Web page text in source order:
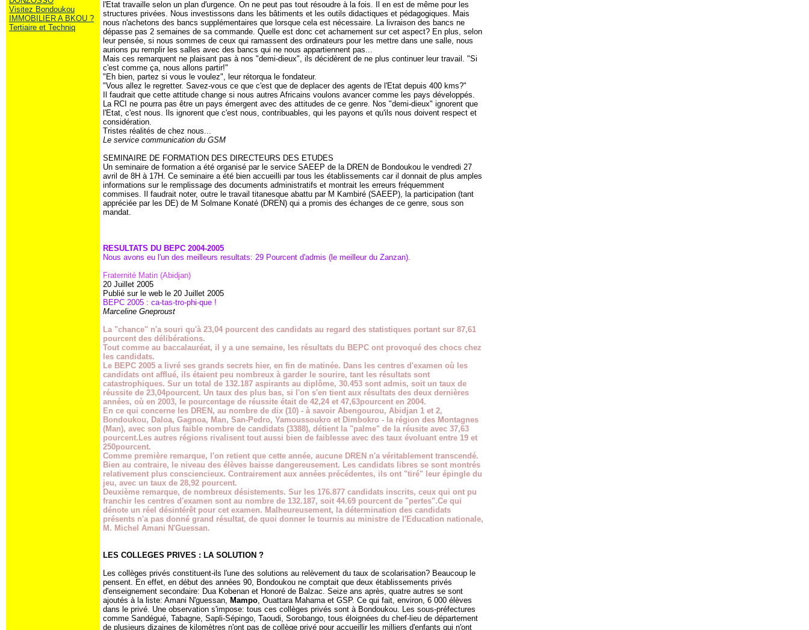
Visitez Bondoukou
IMMOBILIER A BKOU ?
Tertiaire et Techniq
l'Etat travaille selon un plan d'urgence. On ne peut pas tout résoudre à la fois. Il en est de même pour les
structures privées. Nous investissons dans les bâtiments et les outils didactiques et pédagogiques. Mais
nous n'achetons des bancs supplémentaires que lorsque cela est nécessaire. La livraison des bancs ne
dépasse pas 2 semaines de sa commande. Quelle est donc cet acharnement sur cet aspect? En plus, selon
leur pensée, si nous sommes de ceux qui ramassent des ordinateurs pour les mettre dans une salle, nous
aurions pu remplir les salles avec des bancs qui ne nous appartiennent pas...
Mais ces remarquent ne plaisant pas à nos "demi-dieux", ils décidèrent de ne plus continuer leur travail. "Si
c'est comme ça, nous allons partir!"
"Eh bien, partez si vous le voulez", leur rétorqua le fondateur.
"Vous allez le regretter. Savez-vous ce que c'est que de deplacer des agents de l'Etat depuis 400 kms?"
Il faudrait que cette attitude change si nous autres Africains voulons avancer comme les pays développés.
La RCI ne pourra pas être un pays émergent avec des attitudes de ce genre. Nos "demi-dieux" ignorent que
l'Etat, c'est nous. Ils ignorent que c'est nous, contribuables, qui les payons et qu'ils nous doivent respect et
considération.
Tristes réalités de chez nous...
Le service communication du GSM
SEMINAIRE DE FORMATION DES DIRECTEURS DES ETUDES
Un seminaire de formation a été organisé par le service SAEEP de la DREN de Bondoukou le vendredi 27
avril de 8H à 17H. Ce seminaire a été bien accueilli par tous les établissements car il donnait de plus amples
informations sur le remplissage des documents administratifs et montrait les erreurs fréquemment
commises. Il faudrait noter, outre le travail titanesque abattu par M Kambiré (SAEEP), la participation (tant
appréciée par les DE) de M Solmane Konaté (DREN) qui a promis des échanges de ce genre, sous son
mandat.
RESULTATS DU BEPC 2004-2005
Nous avons eu l'un des meilleurs resultats: 29 Pourcent d'admis (le meilleur du Zanzan).
Fraternité Matin (Abidjan)
20 Juillet 2005
Publié sur le web le 20 Juillet 2005
BEPC 2005 : ca-tas-tro-phi-que !
Marceline Gneproust
La "chance" n'a souri qu'à 23,04 pourcent des candidats au regard des statistiques portant sur 87,61
pourcent des délibérations.
Tout comme au baccalauréat, il y a une semaine, les résultats du BEPC ont provoqué des chocs chez
les candidats.
Le BEPC 2005 a livré ses grands secrets hier, en fin de matinée. Dans les centres d'examen où les
candidats ont afflué, ils étaient peu nombreux à garder le sourire, tant les résultats sont
catastrophiques. Sur un total de 132.187 aspirants au diplôme, 30.453 sont admis, soit un taux de
réussite de 23,04pourcent. Un taux des plus bas, si l'on s'en tient aux résultats des deux dernières
années, où en 2003, le pourcentage de réussite était de 42,24 et 47,63pourcent en 2004.
En ce qui concerne les DREN, au nombre de dix (10) - à savoir Abengourou, Abidjan 1 et 2,
Bondoukou, Daloa, Gagnoa, Man, San-Pedro, Yamoussoukro et Dimbokro - la région des Montagnes
(Man), avec son plus faible nombre de candidats (3388), détient la "palme" de la réusite avec 37,63
pourcent.Les autres régions rivalisent tout aussi bien de faiblesse avec des taux évoluant entre 19 et
250pourcent.
Comme première remarque, l'on retient que cette année, aucune DREN n'a véritablement transcendé.
Bien au contraire, le niveau des élèves baisse dangereusement. Les candidats libres se sont montrés
relativement plus consciencieux. Contrairement aux années précédentes, ils ont "tiré" leur épingle du
jeu, avec un taux de 28,92 pourcent.
Deuxième remarque, de nombreux désistements. Sur les 176.877 candidats inscrits, ceux qui ont pu
franchir les centres d'examen sont au nombre de 132.187, soit 44.69 pourcent de "pertes".Ce qui
dénote un réel désintérêt pour cet examen. Malheureusement, la détermination des candidats
présents n'a pas donné grand résultat, de quoi donner le tournis au ministre de l'Education nationale,
M. Michel Amani N'Guessan.
LES COLLEGES PRIVES : LA SOLUTION ?
Les collèges privés constituent-ils l'une des solutions au relèvement du taux de scolarisation? Beaucoup le
pensent. En effet, en début des années 90, Bondoukou ne comptait que deux établissements privés
d'enseignement secondaire: Dua Kobenan et Honoré de Balzac. Seize ans après, quatre autres se sont
ajoutés à la liste: Amani N'guessan, Mampo, Ouattara Mahama et GSP. Ce qui fait, environ, 6 000 élèves
dans le privé. Une observation s'impose: tous ces collèges privés sont à Bondoukou. Les sous-préfectures
comme Sandégué, Tabagne, Sapli-Sépingo, Taoudi, Sorobango, tous éloignées du chef-lieu de département
de plusieurs dizaines de kilomètres n'ont pas de collège privé pour accueillir les milliers d'enfants qui n'ont